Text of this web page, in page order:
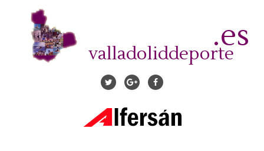
contenido
valladoliddeporte
.es